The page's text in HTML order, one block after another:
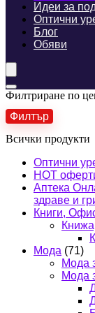
Идеи за
Оптични
Блог
Обяви
Филтриране по
Филтър
Всички продукти
Оптични
HOT
Аптека
здраве и
Книги,
Мода (71)
Мода
Мода